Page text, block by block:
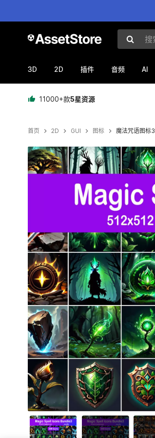
搜索资源
3D 2D 插件 音频 AI
11000+款5星资源
首页 2D GUI 图标 魔法咒语图标3
当前幻灯片：1 / 12